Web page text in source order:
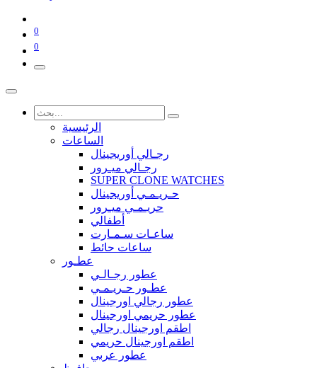
0
0
الرئيسية
الساعات
رجـالي أوريجينال
رجـالي ميـرور
SUPER CLONE WATCHES
حـريـمـي أوريجينال
حريـمـي ميـرور
أطفالي
ساعـات سـمـارت
ساعات حائط
عطـور
عطور رجـالـي
عطـور حـريـمـي
عطور رجالي اورجينال
عطور حريمي اورجينال
اطقم اورجينال رجالي
اطقم اورجينال حريمي
عطور عربي